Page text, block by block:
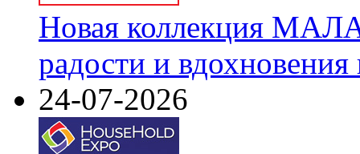
Новая коллекция
радости и
24-07-2026